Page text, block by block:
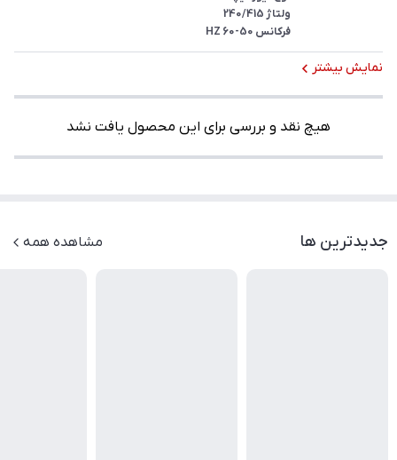
فرکانس 50-60 HZ
نمایش بیشتر
هیچ نقد و بررسی برای این محصول یافت نشد
جدیدترین ها مشاهده همه